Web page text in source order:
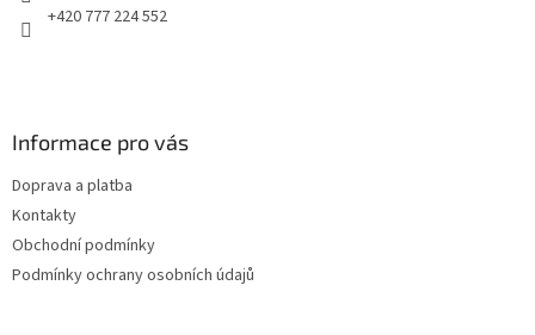
+420 777 224 552
Informace pro vás
Doprava a platba
Kontakty
Obchodní podmínky
Podmínky ochrany osobních údajů